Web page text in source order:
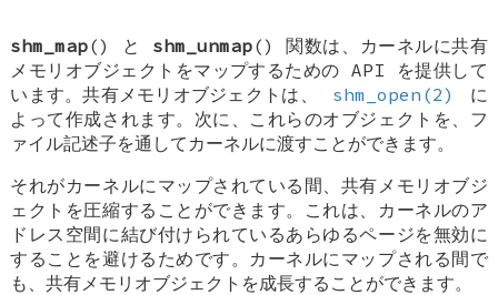
shm_map() と shm_unmap() 関数は、カーネルに共有
メモリオブジェクトをマップするための API を提供して
います。共有メモリオブジェクトは、
shm_open(2)
に
よって作成されます。次に、これらのオブジェクトを、フ
ァイル記述子を通してカーネルに渡すことができます。
それがカーネルにマップされている間、共有メモリオブジ
ェクトを圧縮することができます。これは、カーネルのア
ドレス空間に結び付けられているあらゆるページを無効に
することを避けるためです。カーネルにマップされる間で
も、共有メモリオブジェクトを成長することができます。